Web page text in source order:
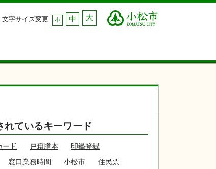
文字サイズ変更 小 中 大
れているキーワード
ード 戸籍謄本
印鑑登録
窓口業務時間 小松市
住民票